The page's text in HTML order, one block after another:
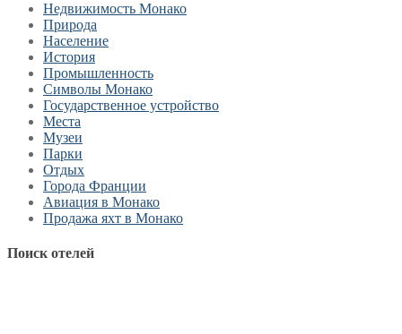
Недвижимость Монако
Природа
Население
История
Промышленность
Символы Монако
Государственное устройство
Места
Музеи
Парки
Отдых
Города Франции
Авиация в Монако
Продажа яхт в Монако
Поиск отелей